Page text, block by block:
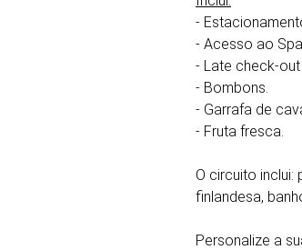
-
- Acesso ao
- Late check-
- Bombons.
- Garrafa de
- Fruta fresca.
O circuito
finlandesa,
Personalize a